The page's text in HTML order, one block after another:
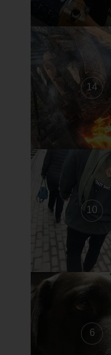
14
10
6